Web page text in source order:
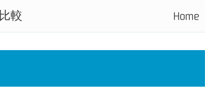
なら電力会社を比較しよう
較 Home